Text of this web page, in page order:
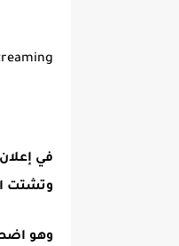
في
وتشتت
وهو